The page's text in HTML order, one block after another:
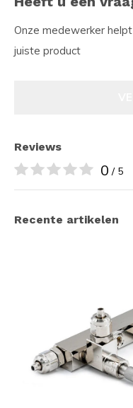
Onze medewerker
juiste product
Reviews
0 / 5
Recente artikelen